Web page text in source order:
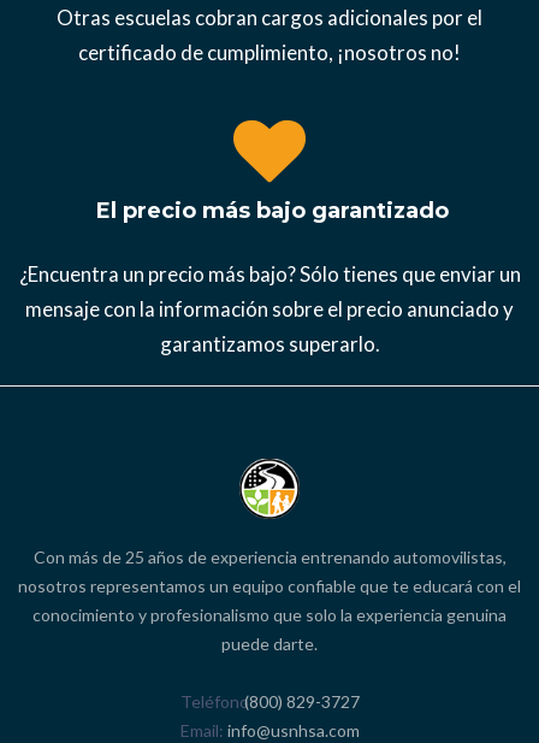
Otras escuelas cobran cargos adicionales por el
certificado de cumplimiento, ¡nosotros no!
El precio más bajo garantizado
¿Encuentra un precio más bajo? Sólo tienes que enviar un
mensaje con la información sobre el precio anunciado y
garantizamos superarlo.
Con más de 25 años de experiencia entrenando automovilistas,
nosotros representamos un equipo confiable que te educará con el
conocimiento y profesionalismo que solo la experiencia genuina
puede darte.
Teléfono(800) 829-3727
Email info@usnhsa.com